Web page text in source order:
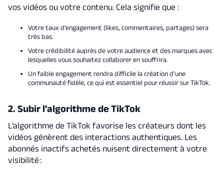
vos vidéos ou votre contenu. Cela signifie que :
Votre taux d’engagement (likes, commentaires, partages) sera
très bas.
Votre crédibilité auprès de votre audience et des marques avec
lesquelles vous souhaitez collaborer en souffrira.
Un faible engagement rendra difficile la création d’une
communauté fidèle, ce qui est essentiel pour réussir sur TikTok.
2. Subir l'algorithme de TikTok
L’algorithme de TikTok favorise les créateurs dont les
vidéos génèrent des interactions authentiques. Les
abonnés inactifs achetés nuisent directement à votre
visibilité :